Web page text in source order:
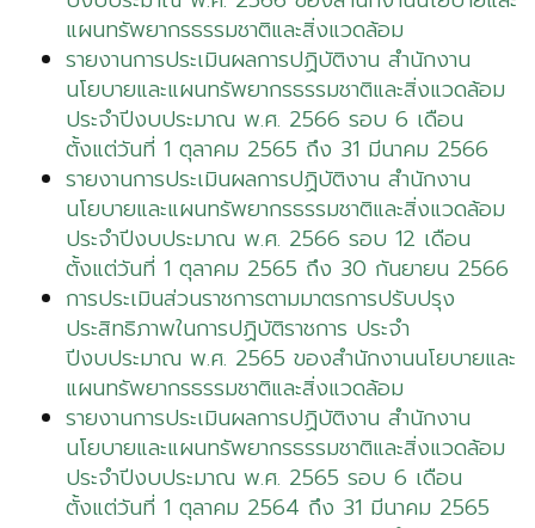
แผนทรัพยากรธรรมชาติและสิ่งแวดล้อม
รายงานการประเมินผลการปฏิบัติงาน สำนักงาน
นโยบายและแผนทรัพยากรธรรมชาติและสิ่งแวดล้อม
ประจำปีงบประมาณ พ.ศ. 2566 รอบ 6 เดือน
ตั้งแต่วันที่ 1 ตุลาคม 2565 ถึง 31 มีนาคม 2566
รายงานการประเมินผลการปฏิบัติงาน สำนักงาน
นโยบายและแผนทรัพยากรธรรมชาติและสิ่งแวดล้อม
ประจำปีงบประมาณ พ.ศ. 2566 รอบ 12 เดือน
ตั้งแต่วันที่ 1 ตุลาคม 2565 ถึง 30 กันยายน 2566
การประเมินส่วนราชการตามมาตรการปรับปรุง
ประสิทธิภาพในการปฏิบัติราชการ ประจำ
ปีงบประมาณ พ.ศ. 2565 ของสำนักงานนโยบายและ
แผนทรัพยากรธรรมชาติและสิ่งแวดล้อม
รายงานการประเมินผลการปฏิบัติงาน สำนักงาน
นโยบายและแผนทรัพยากรธรรมชาติและสิ่งแวดล้อม
ประจำปีงบประมาณ พ.ศ. 2565 รอบ 6 เดือน
ตั้งแต่วันที่ 1 ตุลาคม 2564 ถึง 31 มีนาคม 2565